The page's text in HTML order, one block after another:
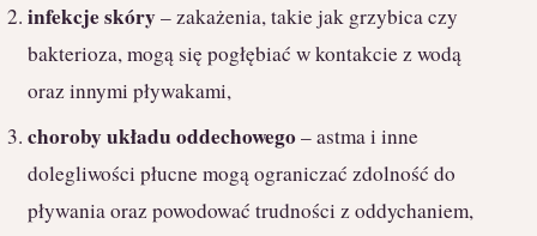
infekcje skóry– zakażenia, takie jak grzybica czy
bakterioza, mogą się pogłębiać w kontakcie z wodą
oraz innymi pływakami,
choroby układu oddechowego– astma i inne
dolegliwości płucne mogą ograniczać zdolność do
pływania oraz powodować trudności z oddychaniem,